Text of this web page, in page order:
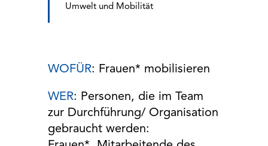
Umwelt und Mobilität
WOFÜR: Frauen* mobilisieren
WER: Personen, die im Team
zur Durchführung/ Organisation
gebraucht werden: